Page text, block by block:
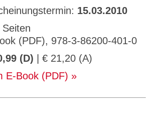
15.03.2010
Seiten
(PDF), 978-3-86200-401-0
(D) | € 21,20 (A)
E-Book (PDF)